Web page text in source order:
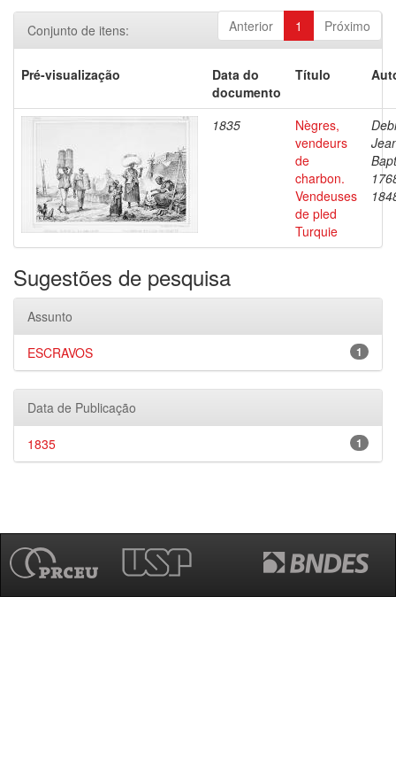
Anterior 1 Próximo
Conjunto de itens:
Pré-visualização
Data do
documento
Título
1835
Nègres,
vendeurs
de
charbon.
Vendeuses
de pled
Turquie
Sugestões de pesquisa
Assunto
1
ESCRAVOS
Data de Publicação
1
1835